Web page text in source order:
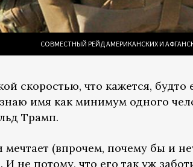
СОВМЕСТНЫЙ РЕЙД АМЕРИКАНСКИХ И
скоростью, что кажется, будто
имя как минимум одного
Трамп.
(впрочем, почему бы и
не потому, что его так уж